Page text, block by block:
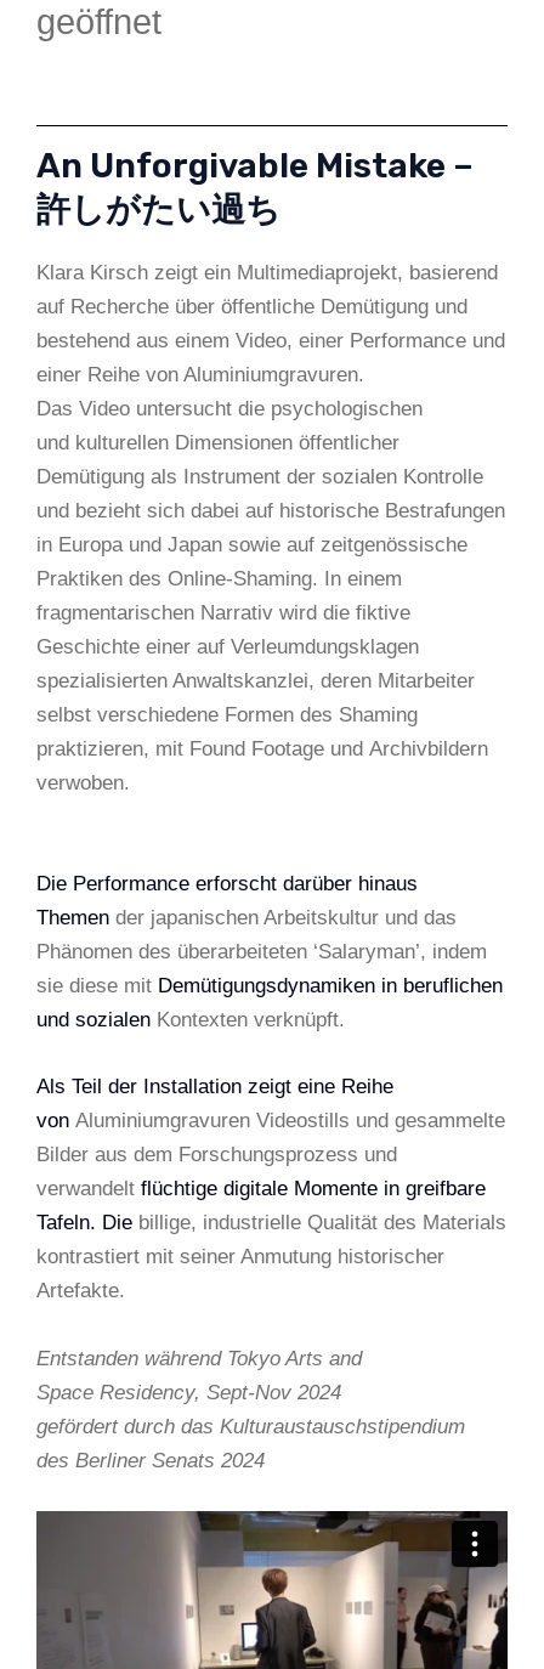
geöffnet
An Unforgivable Mistake –
許しがたい過ち
Klara Kirsch zeigt ein Multimediaprojekt, basierend
auf Recherche über öffentliche Demütigung und
bestehend aus einem Video, einer Performance und
einer Reihe von Aluminiumgravuren.
Das Video untersucht die psychologischen
und kulturellen Dimensionen öffentlicher
Demütigung als Instrument der sozialen Kontrolle
und bezieht sich dabei auf historische Bestrafungen
in Europa und Japan sowie auf zeitgenössische
Praktiken des Online-Shaming. In einem
fragmentarischen Narrativ wird die fiktive
Geschichte einer auf Verleumdungsklagen
spezialisierten Anwaltskanzlei, deren Mitarbeiter
selbst verschiedene Formen des Shaming
praktizieren, mit Found Footage und Archivbildern
verwoben.
Die Performance erforscht darüber hinaus
Themen der japanischen Arbeitskultur und das
Phänomen des überarbeiteten ‘Salaryman’, indem
sie diese mit Demütigungsdynamiken in beruflichen
und sozialen Kontexten verknüpft.
Als Teil der Installation zeigt eine Reihe
von Aluminiumgravuren Videostills und gesammelte
Bilder aus dem Forschungsprozess und
verwandelt flüchtige digitale Momente in greifbare
Tafeln. Die billige, industrielle Qualität des Materials
kontrastiert mit seiner Anmutung historischer
Artefakte.
Entstanden während Tokyo Arts and
Space Residency, Sept-Nov 2024
gefördert durch das Kulturaustauschstipendium
des Berliner Senats 2024